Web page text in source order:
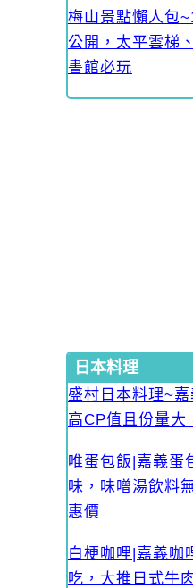
梅山景點懶人包
公開，太平雲梯
書館必玩
日本料理
盛村日本料理~嘉
高CP值且份量大
唯蛋包飯|嘉義蛋
味，味噌湯飲料
惠價
白梗咖哩|嘉義咖
吃，大推日式牛